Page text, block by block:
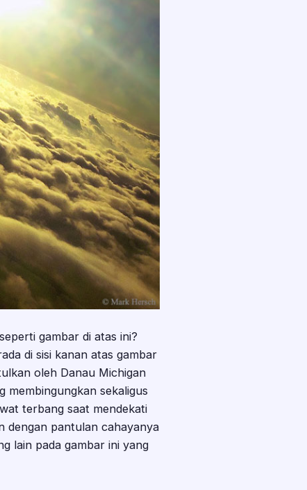
gambar di atas ini?
di sisi kanan atas gambar
oleh Danau Michigan
membingungkan sekaligus
terbang saat mendekati
dengan pantulan cahayanya
lain pada gambar ini yang